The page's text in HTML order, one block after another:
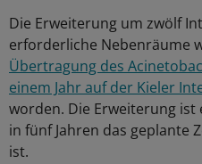
Die Erweiterung um zwölf
erforderliche Nebenräume
Übertragung des
einem Jahr auf der Kieler
worden. Die Erweiterung ist
in fünf Jahren das geplante
ist.